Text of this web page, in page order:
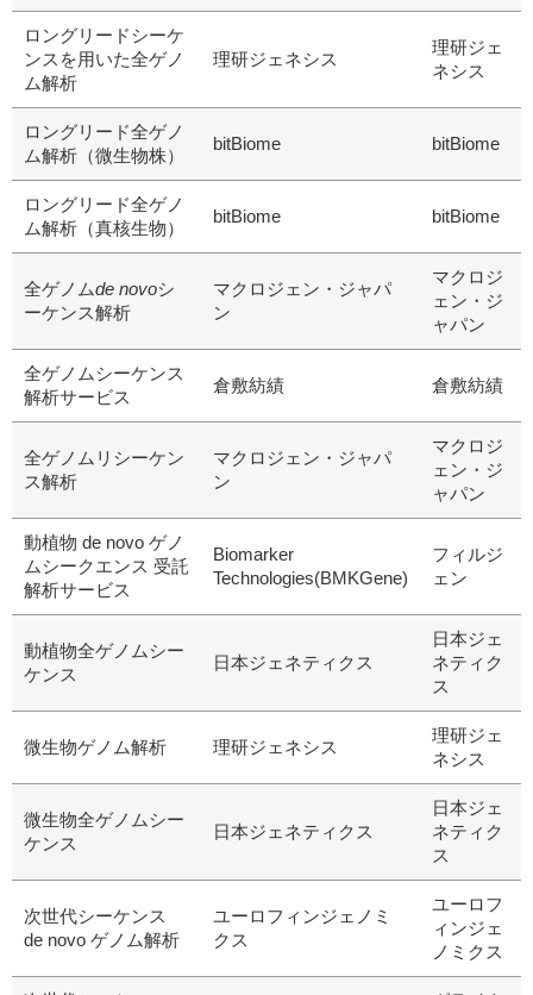
ロングリードシーケ
ンスを用いた全ゲノ
ム解析
理研ジェネシス
理研ジェ
ネシス
ロングリード全ゲノ
ム解析（微生物株）
bitBiome bitBiome
ロングリード全ゲノ
ム解析（真核生物）
bitBiome bitBiome
全ゲノムde novoシ
ーケンス解析
マクロジェン・ジャパ
ン
マクロジ
ェン・ジ
ャパン
全ゲノムシーケンス
解析サービス
倉敷紡績 倉敷紡績
全ゲノムリシーケン
ス解析
マクロジェン・ジャパ
ン
マクロジ
ェン・ジ
ャパン
動植物 de novo ゲノ
ムシークエンス 受託
解析サービス
Biomarker
Technologies(BMKGene)
フィルジ
ェン
動植物全ゲノムシー
ケンス
日本ジェネティクス
日本ジェ
ネティク
ス
微生物ゲノム解析 理研ジェネシス
理研ジェ
ネシス
微生物全ゲノムシー
ケンス
日本ジェネティクス
日本ジェ
ネティク
ス
次世代シーケンス
de novo ゲノム解析
ユーロフィンジェノミ
クス
ユーロフ
ィンジェ
ノミクス